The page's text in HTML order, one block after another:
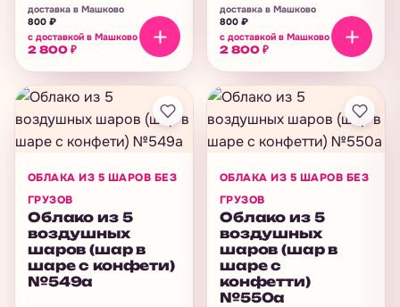
доставка в Машково
800 ₽
с доставкой в Машково
2 800 ₽
доставка в Машково
800 ₽
с доставкой в Машково
2 800 ₽
ОБЛАКА ИЗ 5 ШАРОВ БЕЗ
ГРУЗОВ
Облако из 5
воздушных
шаров (шар в
шаре с конфети)
№549а
ОБЛАКА ИЗ 5 ШАРОВ БЕЗ
ГРУЗОВ
Облако из 5
воздушных
шаров (шар в
шаре с
конфетти)
№550а